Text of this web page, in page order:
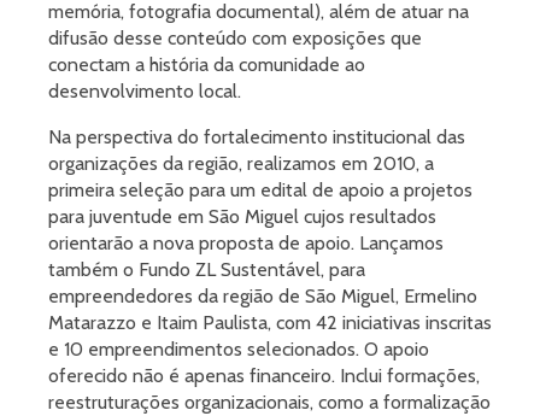
memória, fotografia documental), além de atuar na
difusão desse conteúdo com exposições que
conectam a história da comunidade ao
desenvolvimento local.
Na perspectiva do fortalecimento institucional das
organizações da região, realizamos em 2010, a
primeira seleção para um edital de apoio a projetos
para juventude em São Miguel cujos resultados
orientarão a nova proposta de apoio. Lançamos
também o Fundo ZL Sustentável, para
empreendedores da região de São Miguel, Ermelino
Matarazzo e Itaim Paulista, com 42 iniciativas inscritas
e 10 empreendimentos selecionados. O apoio
oferecido não é apenas financeiro. Inclui formações,
reestruturações organizacionais, como a formalização